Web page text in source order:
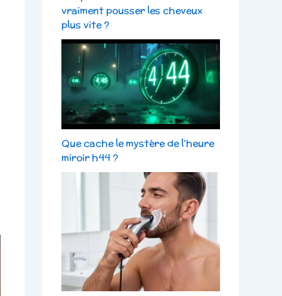
vraiment pousser les cheveux
plus vite ?
Que cache le mystère de l’heure
miroir h44 ?